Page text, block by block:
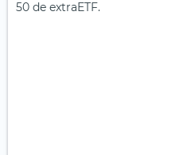
50 de extraETF.